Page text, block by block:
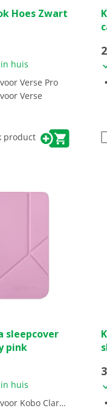
Hoes Zwart
huis
Verse Pro
Verse
product
sleepcover
pink
huis
Clara BW/Colour